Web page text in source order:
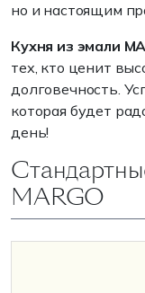
но и настоящим
Кухня из эмали
тех, кто ценит
долговечность.
которая будет
день!
MARGO